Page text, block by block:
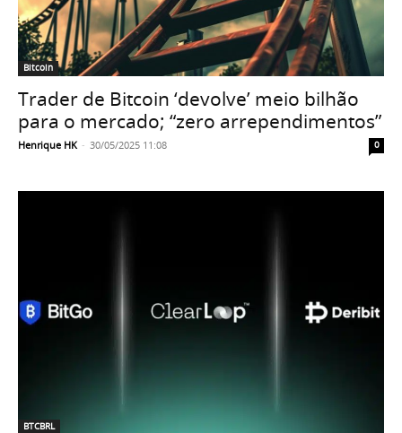
Bitcoin
Trader de Bitcoin ‘devolve’ meio bilhão
para o mercado; “zero arrependimentos”
Henrique HK - 30/05/2025 11:08 0
BTCBRL